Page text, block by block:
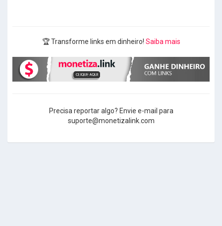
🏆 Transforme links em dinheiro! Saiba mais
Precisa reportar algo? Envie e-mail para
suporte@monetizalink.com